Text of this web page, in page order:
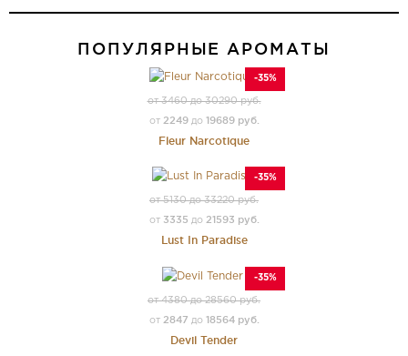
ПОПУЛЯРНЫЕ АРОМАТЫ
-35%
от 3460 до 30290 руб.
от 2249до 19689 руб.
Fleur Narcotique
-35%
от 5130 до 33220 руб.
от 3335 до 21593 руб.
Lust In Paradise
-35%
от 4380 до 28560 руб.
от 2847 до 18564 руб.
Devil Tender